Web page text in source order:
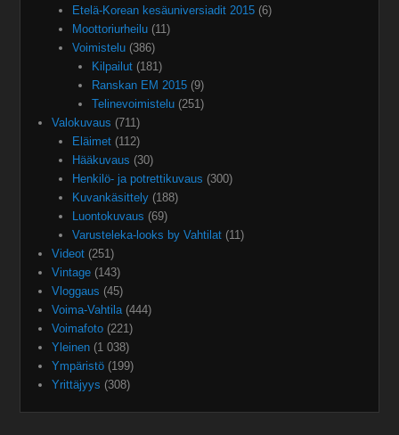
Etelä-Korean kesäuniversiadit 2015(6)
Moottoriurheilu(11)
Voimistelu(386)
Kilpailut (181)
Ranskan EM 2015 (9)
Telinevoimistelu (251)
Valokuvaus (711)
Eläimet(112)
Hääkuvaus (30)
Henkilö- ja potrettikuvaus (300)
Kuvankäsittely(188)
Luontokuvaus (69)
Varusteleka-looks by Vahtilat(11)
Videot (251)
Vintage (143)
Vloggaus (45)
Voima-Vahtila(444)
Voimafoto (221)
Yleinen (1 038)
Ympäristö (199)
Yrittäjyys (308)